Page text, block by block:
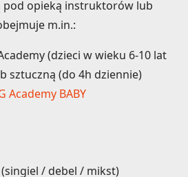
pod opieką instruktorów lub
m.in.:
(dzieci w wieku 6-10 lat
sztuczną (do 4h dziennie)
Academy BABY
/ debel / mikst)